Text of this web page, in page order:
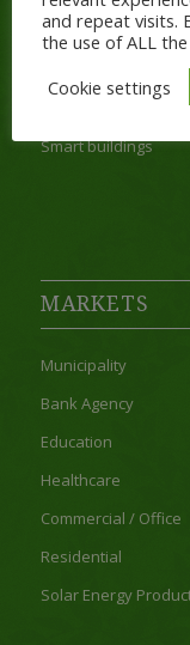
Energy Audit
Energy
Smart buildings
MARKETS
Municipality
Bank Agency
Education
Healthcare
Commercial / Office
Residential
Solar Energy
and repeat visits.
the use of ALL
Cookie settings